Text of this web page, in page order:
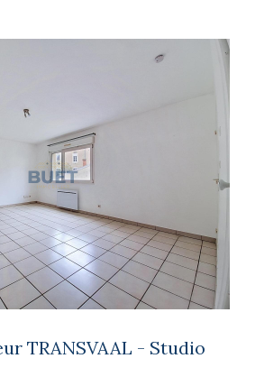
voir le bien
TRANSVAAL - Studio